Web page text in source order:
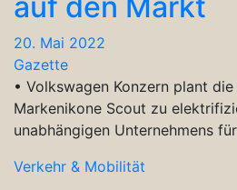
20. Mai 2022
Gazette
• Volkswagen Konzern plant
Markenikone Scout zu
unabhängigen Unternehmens
Verkehr & Mobilität